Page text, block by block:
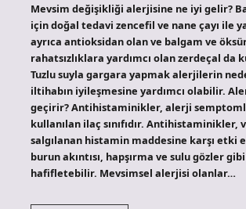
Mevsim değişikliği alerjisine ne iyi gelir?
için doğal tedavi zencefil ve nane çayı ile
ayrıca antioksidan olan ve balgam ve
rahatsızlıklara yardımcı olan zerdeçal da
Tuzlu suyla gargara yapmak alerjilerin
iltihabın iyileşmesine yardımcı olabilir.
geçirir? Antihistaminikler, alerji
kullanılan ilaç sınıfıdır. Antihistaminikler,
salgılanan histamin maddesine karşı etki
burun akıntısı, hapşırma ve sulu gözler
hafifletebilir. Mevsimsel alerjisi olanlar…